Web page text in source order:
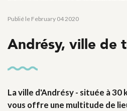
Publié le February 04 2020
Andrésy, ville de
La ville d'Andrésy - située à 30
vous offre une multitude de